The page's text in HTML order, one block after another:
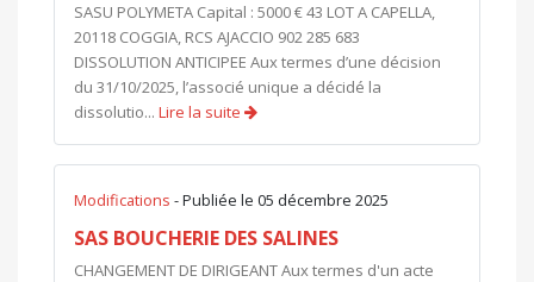
SASU POLYMETA Capital : 5000 € 43 LOT A CAPELLA,
20118 COGGIA, RCS AJACCIO 902 285 683
DISSOLUTION ANTICIPEE Aux termes d’une décision
du 31/10/2025, l’associé unique a décidé la
dissolutio... Lire la suite
Modifications - Publiée le 05 décembre 2025
SAS BOUCHERIE DES SALINES
CHANGEMENT DE DIRIGEANT Aux termes d'un acte